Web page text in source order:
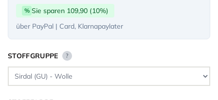
% Sie sparen 109,90 (10%)
über PayPal | Card, Klarnapaylater
STOFFGRUPPE ?